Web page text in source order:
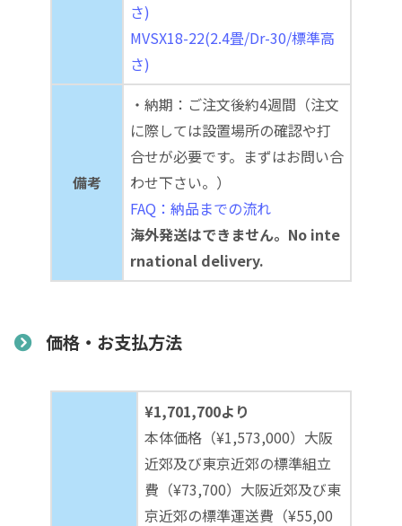
さ)
MVSX18-22(2.4畳/Dr-30/標準高
さ)
備考
・納期：ご注文後約4週間（注文
に際しては設置場所の確認や打
合せが必要です。まずはお問い合
わせ下さい。）
FAQ：納品までの流れ
海外発送はできません。No inte
rnational delivery.
価格・お支払方法
¥1,701,700より
本体価格（¥1,573,000）大阪
近郊及び東京近郊の標準組立
費（¥73,700）大阪近郊及び東
京近郊の標準運送費（¥55,00